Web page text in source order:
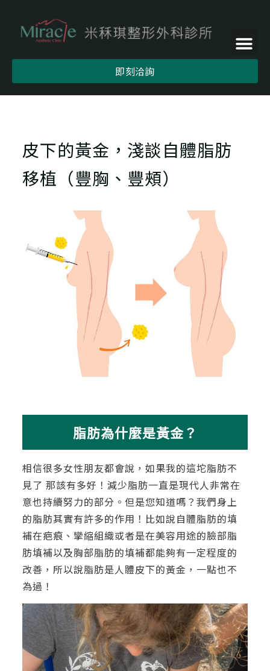
即刻洽詢
皮下的黃金，淺談自體脂肪
移植（豐胸、豐頰）
脂肪為什麼是黃金？
相信很多女性朋友都會說，如果我的這坨脂肪不
見了 那該有多好！減少脂肪一直是現代人非常在
意也持續努力的部分。但是您知道嗎？我們身上
的脂肪其實有許多的作用！比如說自體脂肪的填
補在疤痕、攣縮組織或者是在美容用途的臉部脂
肪填補以及胸部脂肪的填補都能夠有一定程度的
改善，所以說脂肪是人體皮下的黃金，一點也不
為過！